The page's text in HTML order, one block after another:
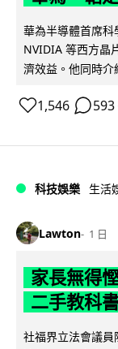
華為半導體首席
NVIDIA 等西方晶
濟效益。他同時介
1,546 593
科技娛樂 生活
Lawton 1 日
家長無得
二手教科
社福界立法會議